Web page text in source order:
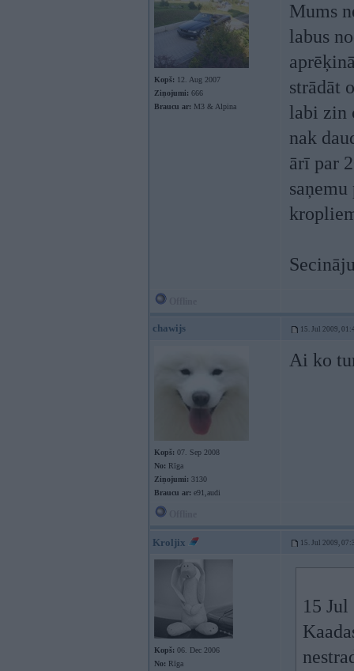
Kopš: 12. Aug 2007
Ziņojumi: 666
Braucu ar: M3 & Alpina
Mums
labus
strādāt
labi zin
nak
ārī par
chawijs 15. Jul 2009,
Kopš: 07. Sep 2008
No: Rīga
Ziņojumi: 3130
Braucu ar: e91,audi
Ai ko
Kroljix 15. Jul 2009,
Kopš: 06. Dec 2006
No: Rīga
15